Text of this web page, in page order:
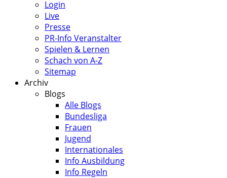
Login
Live
Presse
PR-Info Veranstalter
Spielen & Lernen
Schach von A-Z
Sitemap
Archiv
Blogs
Alle Blogs
Bundesliga
Frauen
Jugend
Internationales
Info Ausbildung
Info Regeln